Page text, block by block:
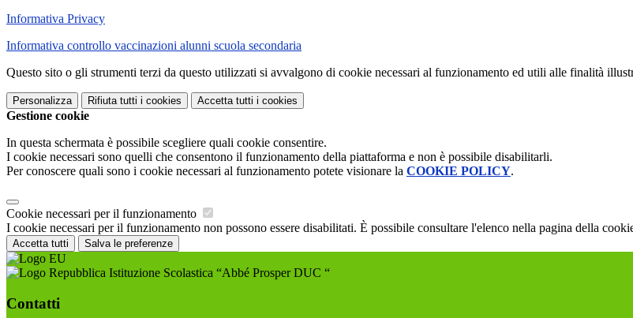
Informativa Privacy
Informativa controllo vaccinazioni alunni scuola secondaria
Questo sito o gli strumenti terzi da questo utilizzati si avvalgono di cookie necessari al funzionamento ed utili alle finalità
Personalizza Rifiuta tutti i cookies Accetta tutti i cookies
Gestione cookie
In questa schermata è possibile scegliere quali cookie consentire.
I cookie necessari sono quelli che consentono il funzionamento della piattaforma e non è possibile disabilitarli.
Per conoscere quali sono i cookie necessari al funzionamento potete visionare la COOKIE POLICY.
Cookie necessari per il funzionamento
I cookie necessari per il funzionamento non possono essere disabilitati. È possibile consultare l'elenco nella pagina della
Accetta tutti Salva le preferenze
Istituzione Scolastica “Abbé Prosper DUC “
Contatti